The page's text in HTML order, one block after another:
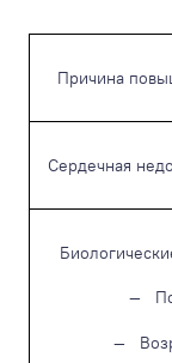
Причина
Сердечная
—
—